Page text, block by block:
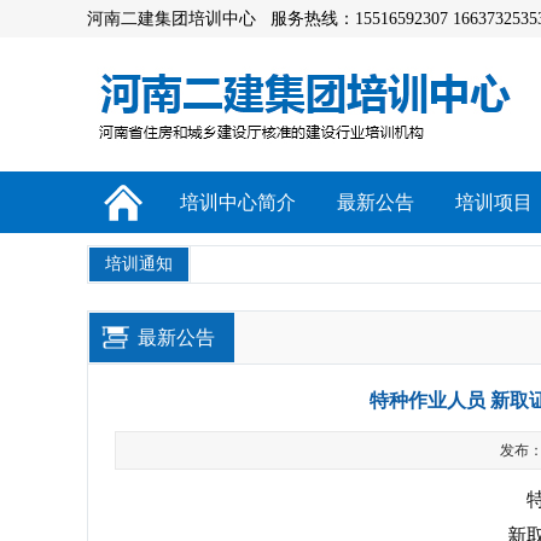
河南二建集团培训中心 服务热线：15516592307
培训中心简介 最新公告 培训项目
培训通知
最新公告
特种作业人员 新取
发布
新